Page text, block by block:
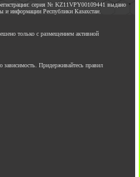
серия № KZ11VPY00109441 выдано
и информации Республики Казахстан.
только с размещением активной
Придерживайтесь правил